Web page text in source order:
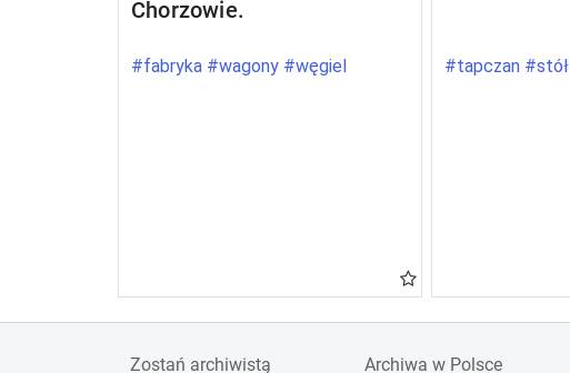
Chorzowie.
#fabryka #wagony #węgiel #tapczan #stół
Zostań archiwistą Archiwa w Polsce